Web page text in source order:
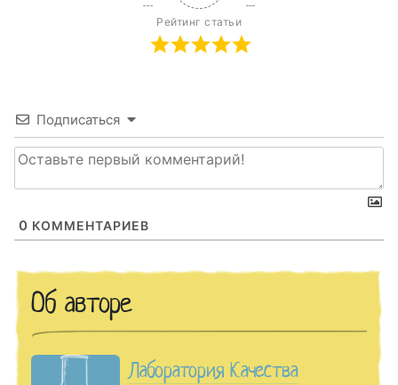
Рейтинг статьи
Подписаться
0 КОММЕНТАРИЕВ
Об авторе
Лаборатория Качества